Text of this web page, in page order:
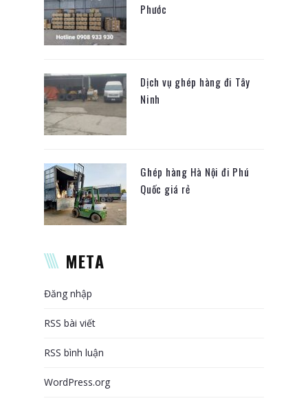
Phước
Dịch vụ ghép hàng đi Tây
Ninh
Ghép hàng Hà Nội đi Phú
Quốc giá rẻ
META
Đăng nhập
RSS bài viết
RSS bình luận
WordPress.org